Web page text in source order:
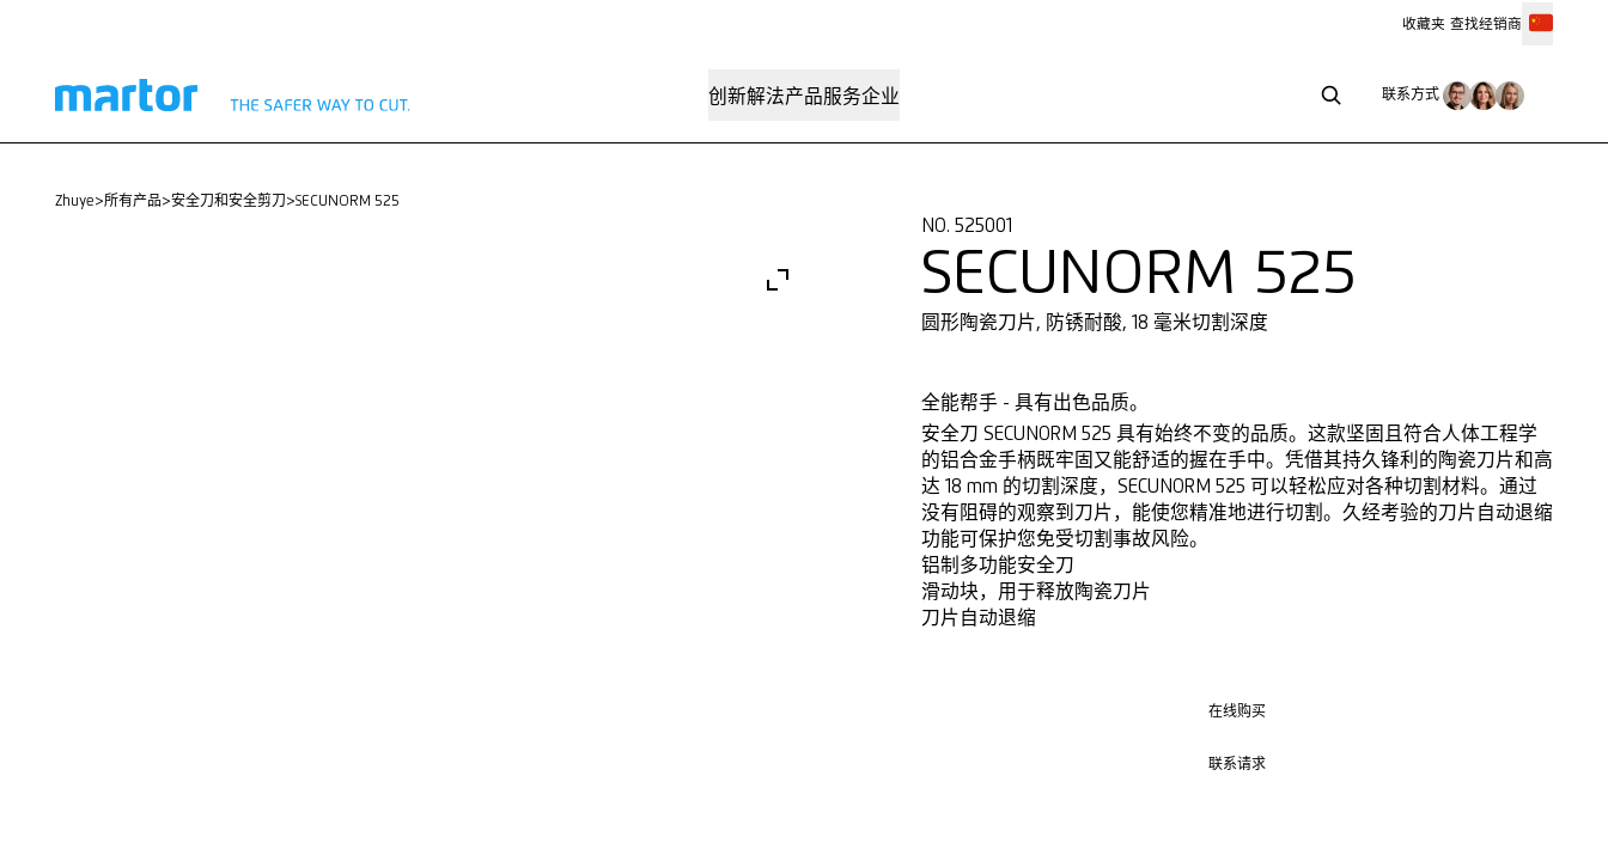
收藏夹 查找经销商
创新解法产品服务企业 联系方式
zhuye> 所有产品> 安全刀和安全剪刀> SECUNORM 525
NO. 525001
SECUNORM 525
圆形陶瓷刀片, 防锈耐酸, 18 毫米切割深度
全能帮手 - 具有出色品质。
安全刀 SECUNORM 525 具有始终不变的品质。这款坚固且符合人体工程学
的铝合金手柄既牢固又能舒适的握在手中。凭借其持久锋利的陶瓷刀片和高
达 18 mm 的切割深度，SECUNORM 525 可以轻松应对各种切割材料。通过
没有阻碍的观察到刀片，能使您精准地进行切割。久经考验的刀片自动退缩
功能可保护您免受切割事故风险。
铝制多功能安全刀
滑动块，用于释放陶瓷刀片
刀片自动退缩
在线购买
联系请求